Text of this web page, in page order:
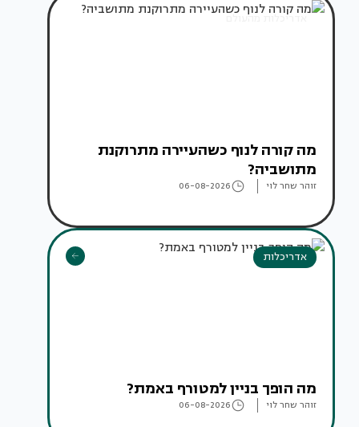
אדריכלות מהעולם
מה קורה לנוף כשהעיירה מתרוקנת
מתושביה?
זוהר שחר לוי 06-08-2026
אדריכלות
מה הופך בניין למטורף באמת?
זוהר שחר לוי 06-08-2026